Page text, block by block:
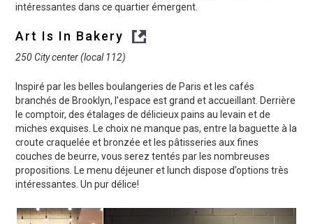
intéressantes dans ce quartier émergent.
Art Is In Bakery
250 City center (local 112)
Inspiré par les belles boulangeries de Paris et les cafés
branchés de Brooklyn, l’espace est grand et accueillant. Derrière
le comptoir, des étalages de délicieux pains au levain et de
miches exquises. Le choix ne manque pas, entre la baguette à la
croute craquelée et bronzée et les pâtisseries aux fines
couches de beurre, vous serez tentés par les nombreuses
propositions. Le menu déjeuner et lunch dispose d’options très
intéressantes. Un pur délice!